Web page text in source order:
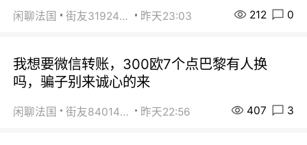
闲聊法国 街友31924072 昨天23:03 212 0
我想要微信转账，300欧7个点巴黎有人换
吗，骗子别来诚心的来
闲聊法国 街友84014588 昨天22:56 407 3